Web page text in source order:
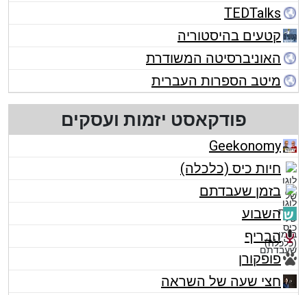
TEDTalks
קטעים בהיסטוריה
האוניברסיטה המשודרת
מיטב הספרות העברית
פודקאסט יזמות ועסקים
Geekonomy
חיות כיס (כלכלה)
בזמן שעבדתם
השבוע
הבריף
פופקורן
חצי שעה של השראה